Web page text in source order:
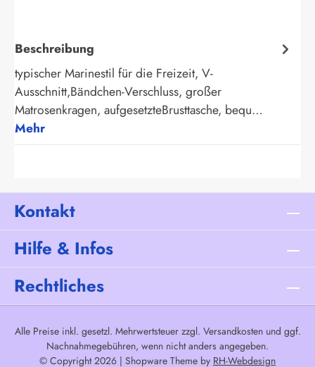
Beschreibung
typischer Marinestil für die Freizeit, V-
Ausschnitt,Bändchen-Verschluss, großer
Matrosenkragen, aufgesetzteBrusttasche, bequ…
Mehr
Kontakt
Hilfe & Infos
Rechtliches
Alle Preise inkl. gesetzl. Mehrwertsteuer zzgl. Versandkostenund ggf.
Nachnahmegebühren, wenn nicht anders angegeben.
© Copyright 2026 | Shopware Theme by RH-Webdesign